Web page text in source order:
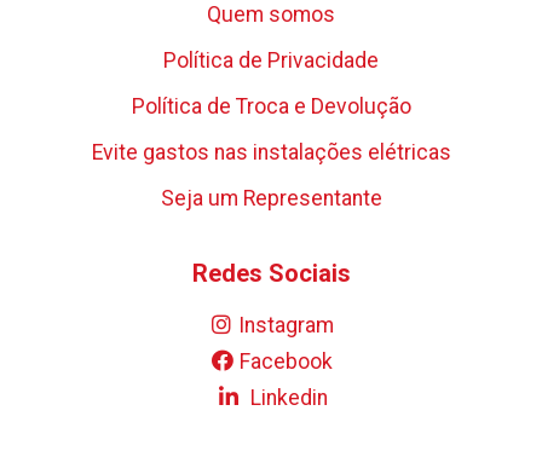
Quem somos
Política de Privacidade
Política de Troca e Devolução
Evite gastos nas instalações elétricas
Seja um Representante
Redes Sociais
Instagram
Facebook
Linkedin